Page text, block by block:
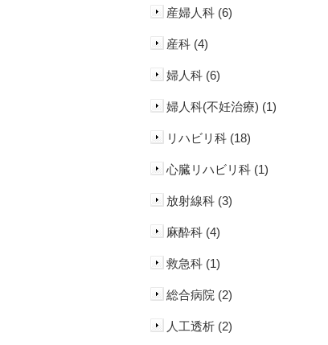
産婦人科 (6)
産科 (4)
婦人科 (6)
婦人科(不妊治療) (1)
リハビリ科 (18)
心臓リハビリ科 (1)
放射線科 (3)
麻酔科 (4)
救急科 (1)
総合病院 (2)
人工透析 (2)